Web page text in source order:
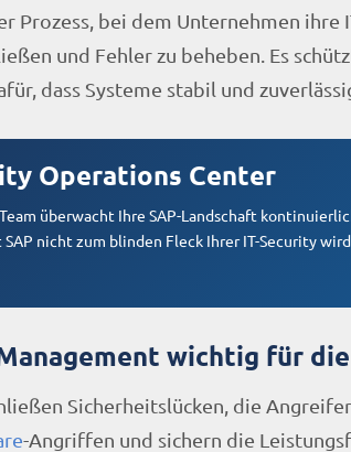
Prozess, bei dem Unternehmen
und Fehler zu beheben. Es
dass Systeme stabil und
Operations Center
überwacht Ihre SAP-Landschaft
nicht zum blinden Fleck Ihrer IT-Security
wichtig für
Sicherheitslücken, die
-Angriffen und sichern die